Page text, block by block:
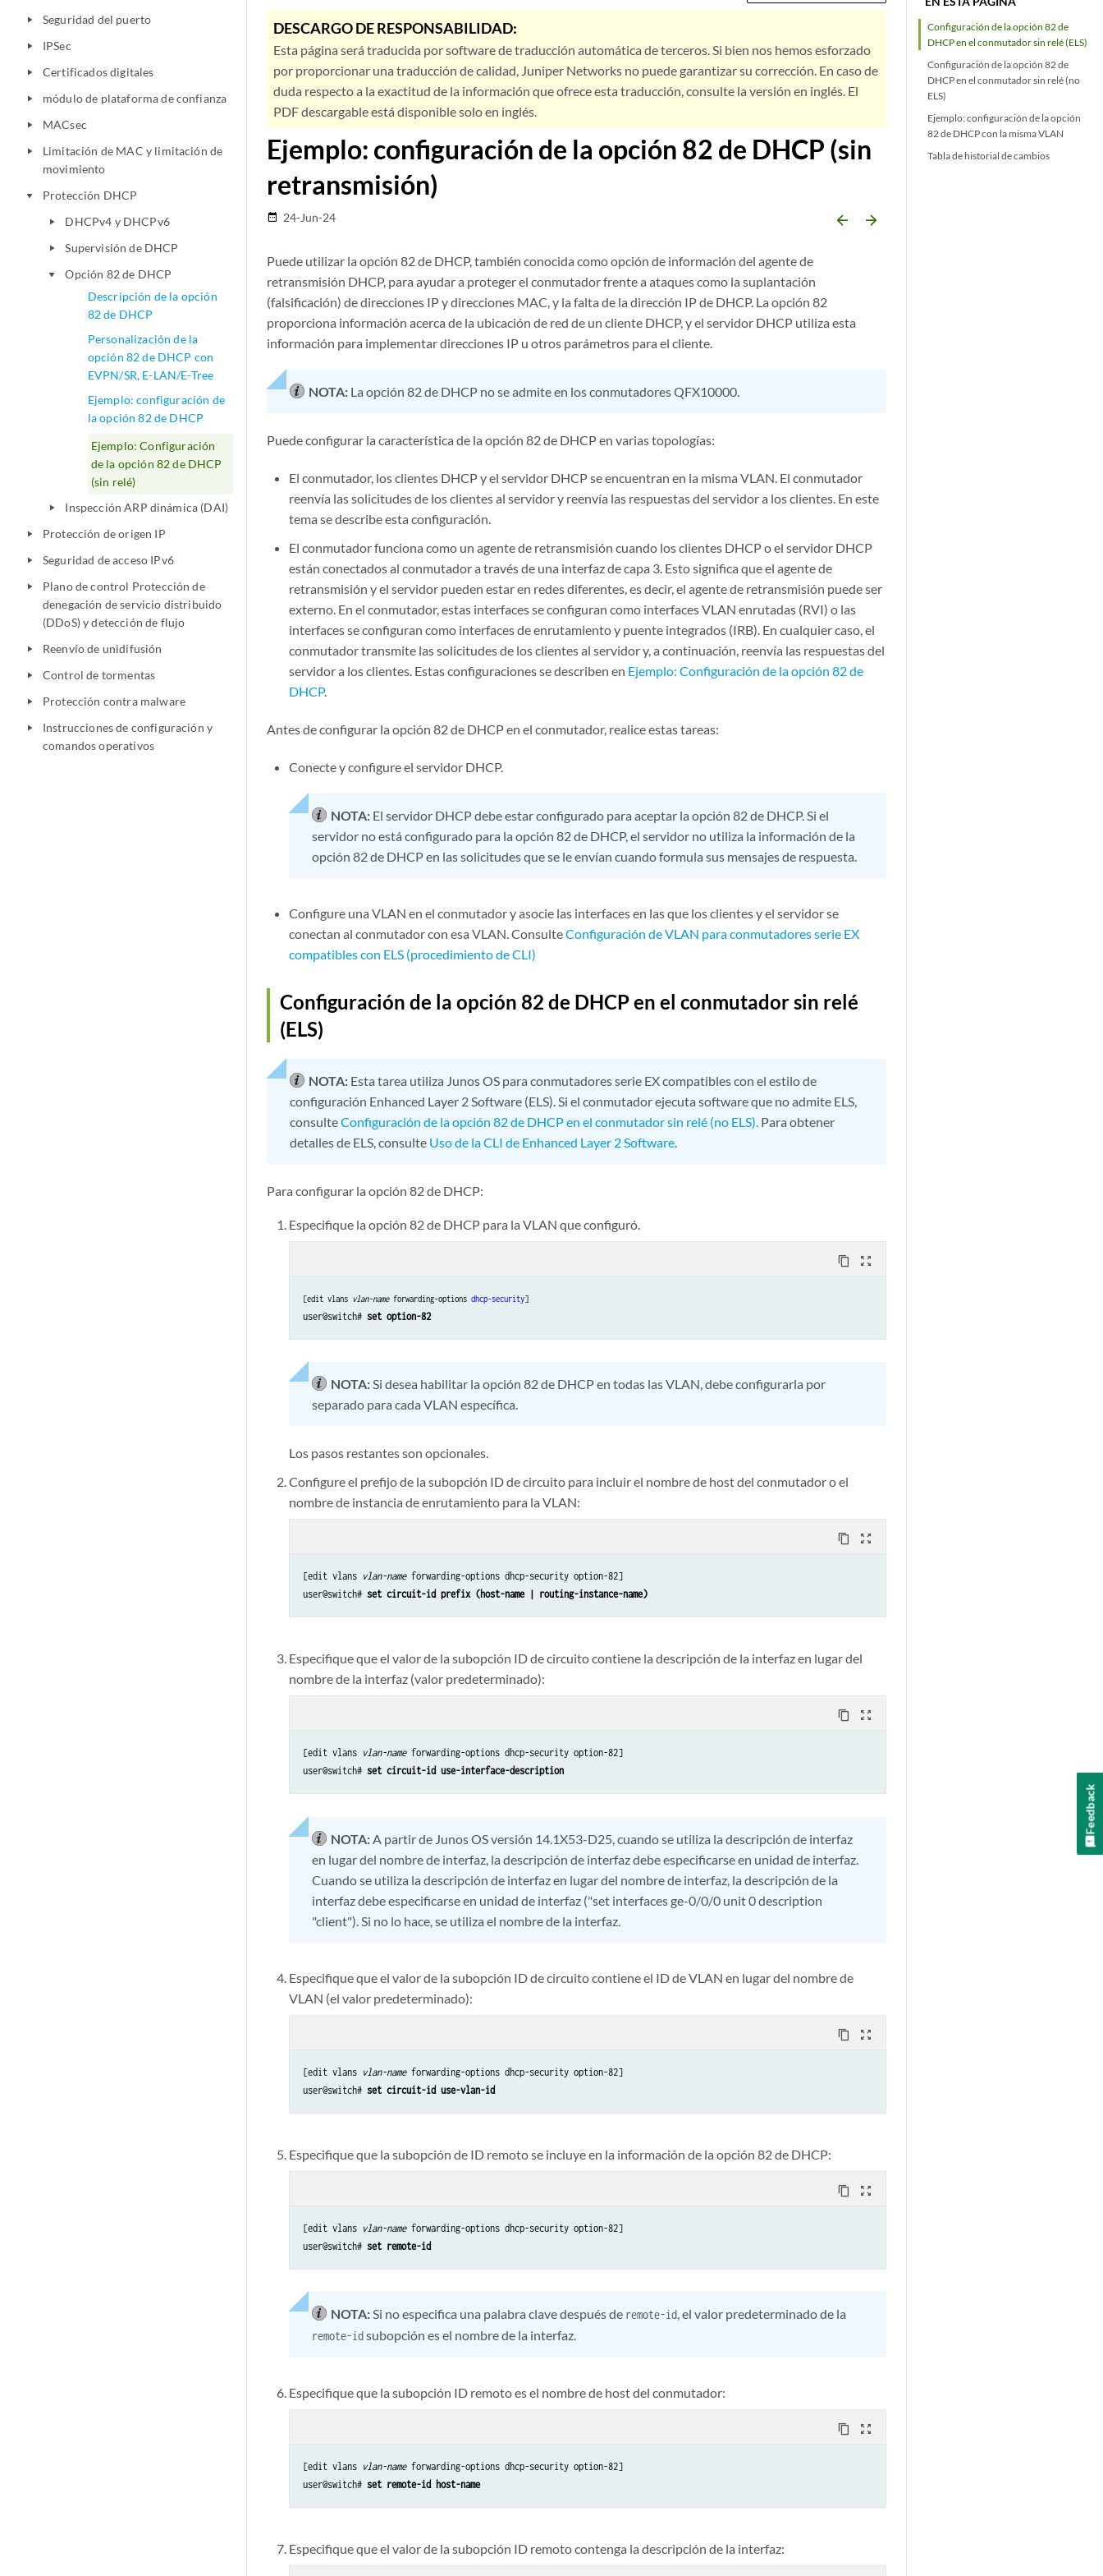
play_arrow Seguridad del puerto
play_arrow IPSec
play_arrow Certificados digitales
play_arrow módulo de plataforma de confianza
play_arrow MACsec
play_arrow
Limitación de MAC y limitación de
movimiento
play_arrow Protección DHCP
play_arrow DHCPv4 y DHCPv6
play_arrow Supervisión de DHCP
play_arrow
Opción 82 de DHCP
Descripción de la opción
82 de DHCP
Personalización de la
opción 82 de DHCP con
EVPN/SR, E-LAN/E-Tree
Ejemplo: configuración de
la opción 82 de DHCP
Ejemplo: Configuración
de la opción 82 de DHCP
(sin relé)
play_arrow Inspección ARP dinámica (DAI)
play_arrow Protección de origen IP
play_arrow Seguridad de acceso IPv6
play_arrow
Plano de control Protección de
denegación de servicio distribuido
(DDoS) y detección de flujo
play_arrow Reenvío de unidifusión
play_arrow Control de tormentas
play_arrow Protección contra malware
play_arrow
Instrucciones de configuración y
comandos operativos
Configuración de la opción 82 de
DHCP en el conmutador sin relé (ELS)
Configuración de la opción 82 de
DHCP en el conmutador sin relé (no
ELS)
Ejemplo: configuración de la opción
82 de DHCP con la misma VLAN
Tabla de historial de cambios
DESCARGO DE RESPONSABILIDAD:
Esta página será traducida por software de traducción automática de terceros. Si bien nos hemos esforzado
por proporcionar una traducción de calidad, Juniper Networks no puede garantizar su corrección. En caso de
duda respecto a la exactitud de la información que ofrece esta traducción, consulte la versión en inglés. El
PDF descargable está disponible solo en inglés.
Ejemplo: configuración de la opción 82 de DHCP (sin
retransmisión)
date_range 24-Jun-24 arrow_backward arrow_forward
Puede utilizar la opción 82 de DHCP, también conocida como opción de información del agente de
retransmisión DHCP, para ayudar a proteger el conmutador frente a ataques como la suplantación
(falsificación) de direcciones IP y direcciones MAC, y la falta de la dirección IP de DHCP. La opción 82
proporciona información acerca de la ubicación de red de un cliente DHCP, y el servidor DHCP utiliza esta
información para implementar direcciones IP u otros parámetros para el cliente.
NOTA: La opción 82 de DHCP no se admite en los conmutadores QFX10000.
Puede configurar la característica de la opción 82 de DHCP en varias topologías:
El conmutador, los clientes DHCP y el servidor DHCP se encuentran en la misma VLAN. El conmutador
reenvía las solicitudes de los clientes al servidor y reenvía las respuestas del servidor a los clientes. En este
tema se describe esta configuración.
El conmutador funciona como un agente de retransmisión cuando los clientes DHCP o el servidor DHCP
están conectados al conmutador a través de una interfaz de capa 3. Esto significa que el agente de
retransmisión y el servidor pueden estar en redes diferentes, es decir, el agente de retransmisión puede ser
externo. En el conmutador, estas interfaces se configuran como interfaces VLAN enrutadas (RVI) o las
interfaces se configuran como interfaces de enrutamiento y puente integrados (IRB). En cualquier caso, el
conmutador transmite las solicitudes de los clientes al servidor y, a continuación, reenvía las respuestas del
servidor a los clientes. Estas configuraciones se describen en Ejemplo: Configuración de la opción 82 de
DHCP.
Antes de configurar la opción 82 de DHCP en el conmutador, realice estas tareas:
Conecte y configure el servidor DHCP.
NOTA: El servidor DHCP debe estar configurado para aceptar la opción 82 de DHCP. Si el
servidor no está configurado para la opción 82 de DHCP, el servidor no utiliza la información de la
opción 82 de DHCP en las solicitudes que se le envían cuando formula sus mensajes de respuesta.
Configure una VLAN en el conmutador y asocie las interfaces en las que los clientes y el servidor se
conectan al conmutador con esa VLAN. ConsulteConfiguración de VLAN para conmutadores serie EX
compatibles con ELS (procedimiento de CLI)
Configuración de la opción 82 de DHCP en el conmutador sin relé
(ELS)
NOTA: Esta tarea utiliza Junos OS para conmutadores serie EX compatibles con el estilo de
configuración Enhanced Layer 2 Software (ELS). Si el conmutador ejecuta software que no admite ELS,
consulteConfiguración de la opción 82 de DHCP en el conmutador sin relé (no ELS). Para obtener
detalles de ELS, consulte Uso de la CLI de Enhanced Layer 2 Software.
Para configurar la opción 82 de DHCP:
Especifique la opción 82 de DHCP para la VLAN que configuró.
content_copy zoom_out_map
[edit vlans vlan-name forwarding-options dhcp-security]
user@switch# set option-82
NOTA:Si desea habilitar la opción 82 de DHCP en todas las VLAN, debe configurarla por
separado para cada VLAN específica.
Los pasos restantes son opcionales.
Configure el prefijo de la subopción ID de circuito para incluir el nombre de host del conmutador o el
nombre de instancia de enrutamiento para la VLAN:
content_copy zoom_out_map
[edit vlans vlan-name forwarding-options dhcp-security option-82]
user@switch# set circuit-id prefix (host-name | routing-instance-name)
Especifique que el valor de la subopción ID de circuito contiene la descripción de la interfaz en lugar del
nombre de la interfaz (valor predeterminado):
content_copy zoom_out_map
[edit vlans vlan-name forwarding-options dhcp-security option-82]
user@switch# set circuit-id use-interface-description
NOTA: A partir de Junos OS versión 14.1X53-D25, cuando se utiliza la descripción de interfaz
en lugar del nombre de interfaz, la descripción de interfaz debe especificarse en unidad de interfaz.
Cuando se utiliza la descripción de interfaz en lugar del nombre de interfaz, la descripción de la
interfaz debe especificarse en unidad de interfaz ("set interfaces ge-0/0/0 unit 0 description
"client"). Si no lo hace, se utiliza el nombre de la interfaz.
Especifique que el valor de la subopción ID de circuito contiene el ID de VLAN en lugar del nombre de
VLAN (el valor predeterminado):
content_copy zoom_out_map
[edit vlans vlan-name forwarding-options dhcp-security option-82]
user@switch# set circuit-id use-vlan-id
Especifique que la subopción de ID remoto se incluye en la información de la opción 82 de DHCP:
content_copy zoom_out_map
[edit vlans vlan-name forwarding-options dhcp-security option-82]
user@switch# set remote-id
NOTA:Si no especifica una palabra clave después de remote-id, el valor predeterminado de la
remote-idsubopción es el nombre de la interfaz.
Especifique que la subopción ID remoto es el nombre de host del conmutador:
content_copy zoom_out_map
[edit vlans vlan-name forwarding-options dhcp-security option-82]
user@switch# set remote-id host-name
Especifique que el valor de la subopción ID remoto contenga la descripción de la interfaz:
Feedback